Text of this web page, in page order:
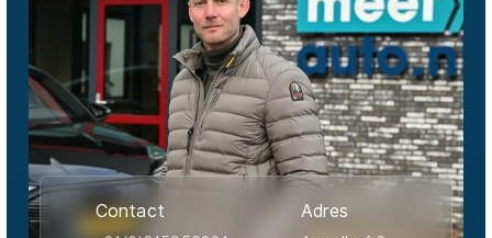
Contact Adres